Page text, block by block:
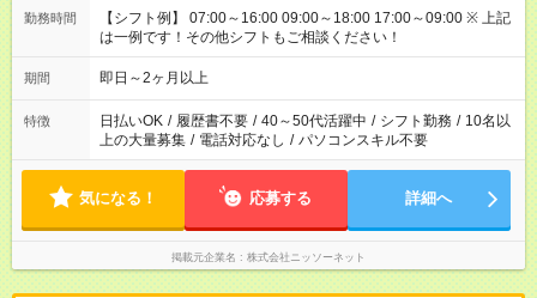
勤務時間
【シフト例】 07:00～16:00 09:00～18:00 17:00～09:00 ※ 上記
は一例です！その他シフトもご相談ください！
期間 即日～2ヶ月以上
特徴 日払いOK / 履歴書不要 / 40～50代活躍中 / シフト勤務 / 10名以
上の大量募集 / 電話対応なし / パソコンスキル不要
気になる！ 応募する 詳細へ
掲載元企業名 株式会社ニッソーネット